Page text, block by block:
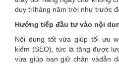
duy trìhàng năm trời như trước
Hướng tiếp đầu tư vào nội
Nội dung tốt vừa giúp tối ưu
kiếm (SEO), tức là tăng được
vừa giúp bạn giữ chân vàdẫn